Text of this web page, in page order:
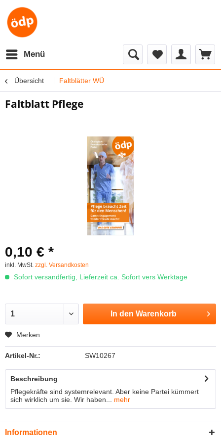
Menü
Übersicht Faltblätter WÜ
Faltblatt Pflege
0,10 € *
inkl. MwSt. zzgl. Versandkosten
Sofort versandfertig, Lieferzeit ca. Sofort vers Werktage
In den Warenkorb
Merken
Artikel-Nr.: SW10267
Beschreibung
Pflegekräfte sind systemrelevant. Aber keine Partei kümmert
sich wirklich um sie. Wir haben...
mehr
Informationen